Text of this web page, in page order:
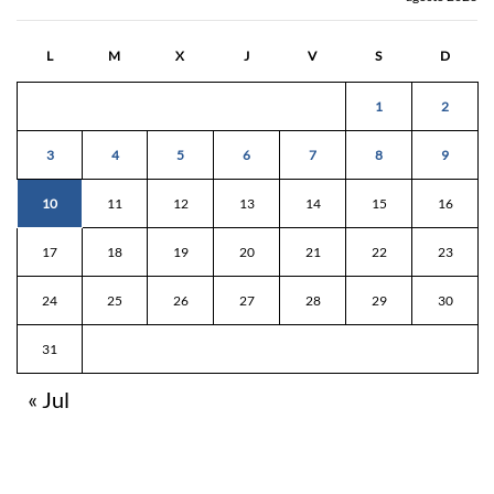
L M X J V S D
1 2
3 4 5 6 7 8 9
10 11 12 13 14 15 16
17 18 19 20 21 22 23
24 25 26 27 28 29 30
31
« Jul